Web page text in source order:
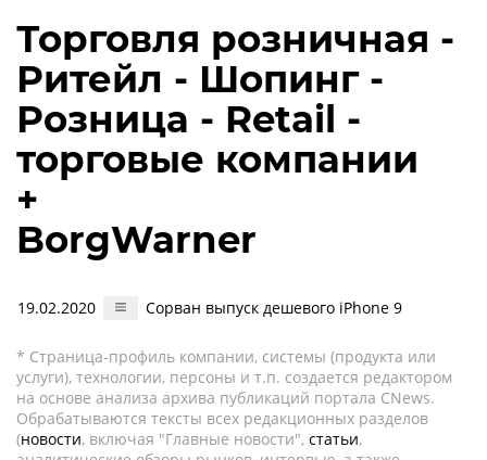
Торговля розничная -
Ритейл - Шопинг -
Розница - Retail -
торговые компании
+
BorgWarner
19.02.2020 Сорван выпуск дешевого iPhone 9
* Страница-профиль компании, системы (продукта или
услуги), технологии, персоны и т.п. создается редактором
на основе анализа архива публикаций портала CNews.
Обрабатываются тексты всех редакционных разделов
(новости, включая "Главные новости", статьи,